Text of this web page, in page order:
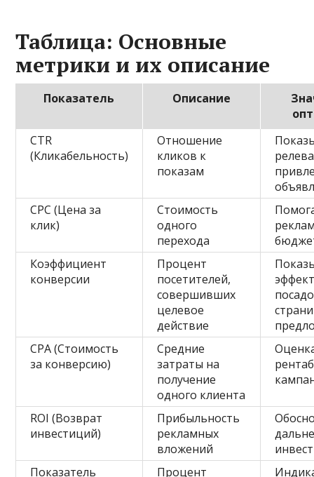
Таблица: Основные
метрики и их описание
Показатель Описание
CTR
(Кликабельность)
Отношение
кликов к
показам
CPC (Цена за
клик)
Стоимость
одного
перехода
Коэффициент
конверсии
Процент
посетителей,
совершивших
целевое
действие
CPA (Стоимость
за конверсию)
Средние
затраты на
получение
одного клиента
ROI (Возврат
инвестиций)
Прибыльность
рекламных
вложений
Показатель
Процент